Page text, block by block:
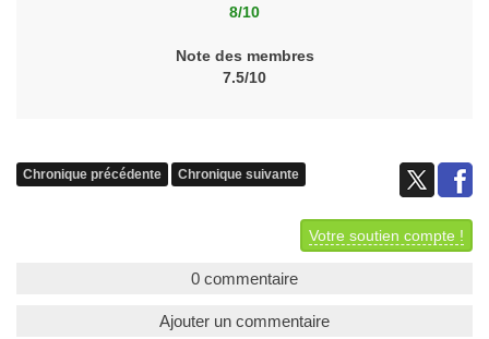
8/10
Note des membres
7.5/10
Chronique précédente Chronique suivante
Votre soutien compte !
0 commentaire
Ajouter un commentaire